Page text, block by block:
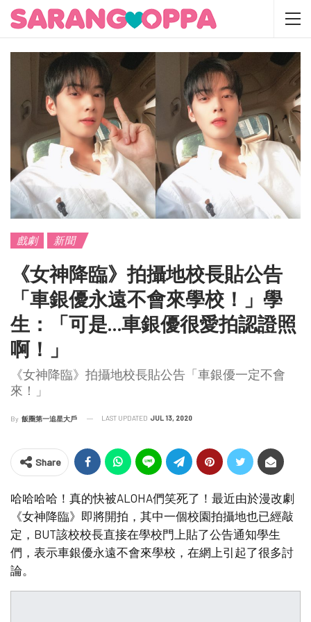
戲劇 新聞
《女神降臨》拍攝地校長貼公告
「車銀優永遠不會來學校！」學
生：「可是…車銀優很愛拍認證照
啊！」
《女神降臨》拍攝地校長貼公告「車銀優一定不會
來！」
By 飯圈第一追星大戶 LAST UPDATED JUL 13, 2020
Share
哈哈哈哈！真的快被ALOHA們笑死了！最近由於漫改劇
《女神降臨》即將開拍，其中一個校園拍攝地也已經敲
定，BUT該校校長直接在學校門上貼了公告通知學生
們，表示車銀優永遠不會來學校，在網上引起了很多討
論。